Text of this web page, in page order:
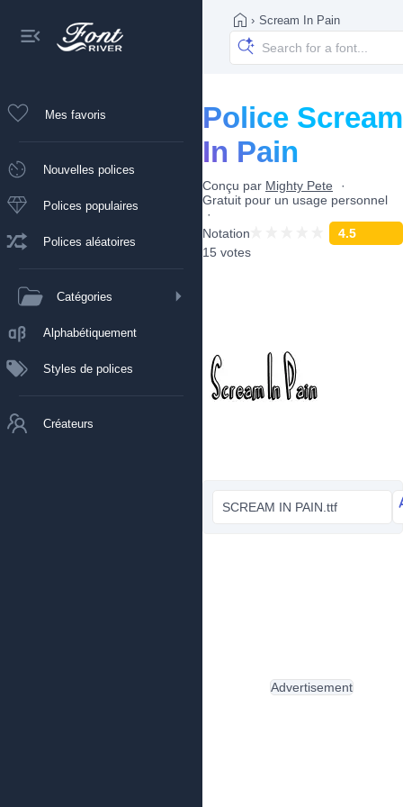
Mes favoris
Nouvelles polices
Polices populaires
Polices aléatoires
Catégories
Alphabétiquement
Styles de polices
Créateurs
› Scream In Pain
Police Scream
In Pain
Conçu par Mighty Pete
Gratuit pour un usage personnel
Notation
4.5
15 votes
SCREAM IN PAIN.ttf
Advertisement